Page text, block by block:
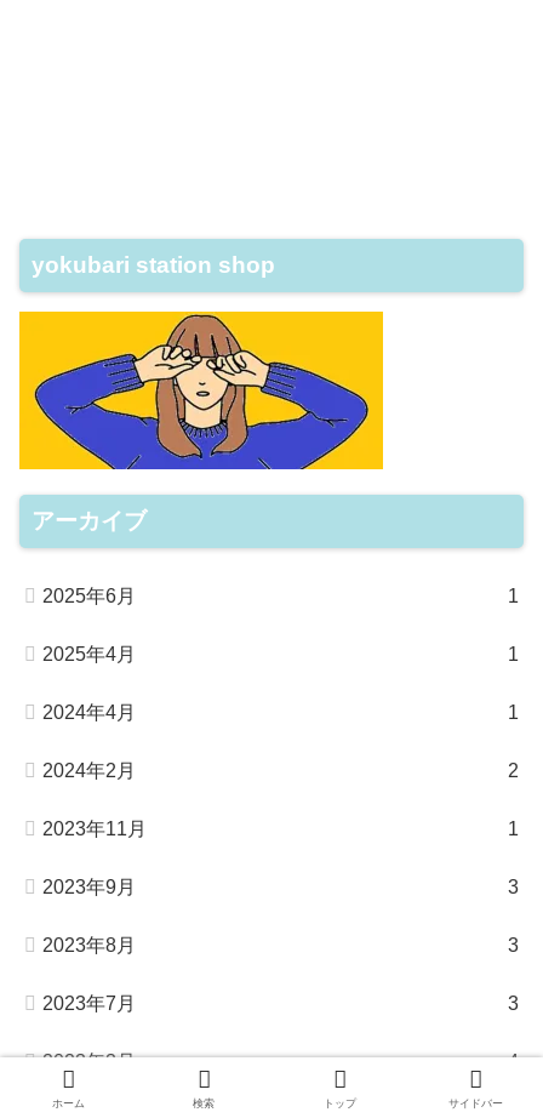
yokubari station shop
アーカイブ
2025年6月 1
2025年4月 1
2024年4月 1
2024年2月 2
2023年11月 1
2023年9月 3
2023年8月 3
2023年7月 3
2023年3月 4
ホーム 検索 トップ サイドバー